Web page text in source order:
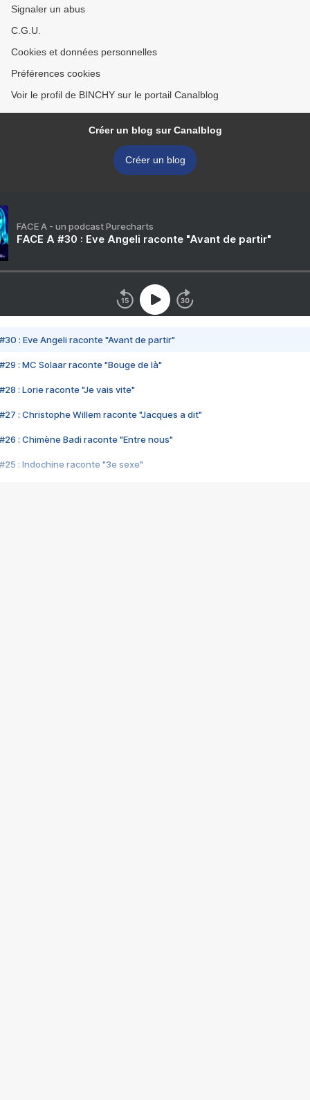
Signaler un abus
C.G.U.
Cookies et données personnelles
Préférences cookies
Voir le profil de BINCHY sur le portail Canalblog
Créer un blog sur Canalblog
Créer un blog
FACE A - un podcast Purecharts
FACE A #30 : Eve Angeli raconte "Avant de partir"
#30 : Eve Angeli raconte "Avant de partir"
#29 : MC Solaar raconte "Bouge de là"
#28 : Lorie raconte "Je vais vite"
#27 : Christophe Willem raconte "Jacques a dit"
#26 : Chimène Badi raconte "Entre nous"
#25 : Indochine raconte "3e sexe"